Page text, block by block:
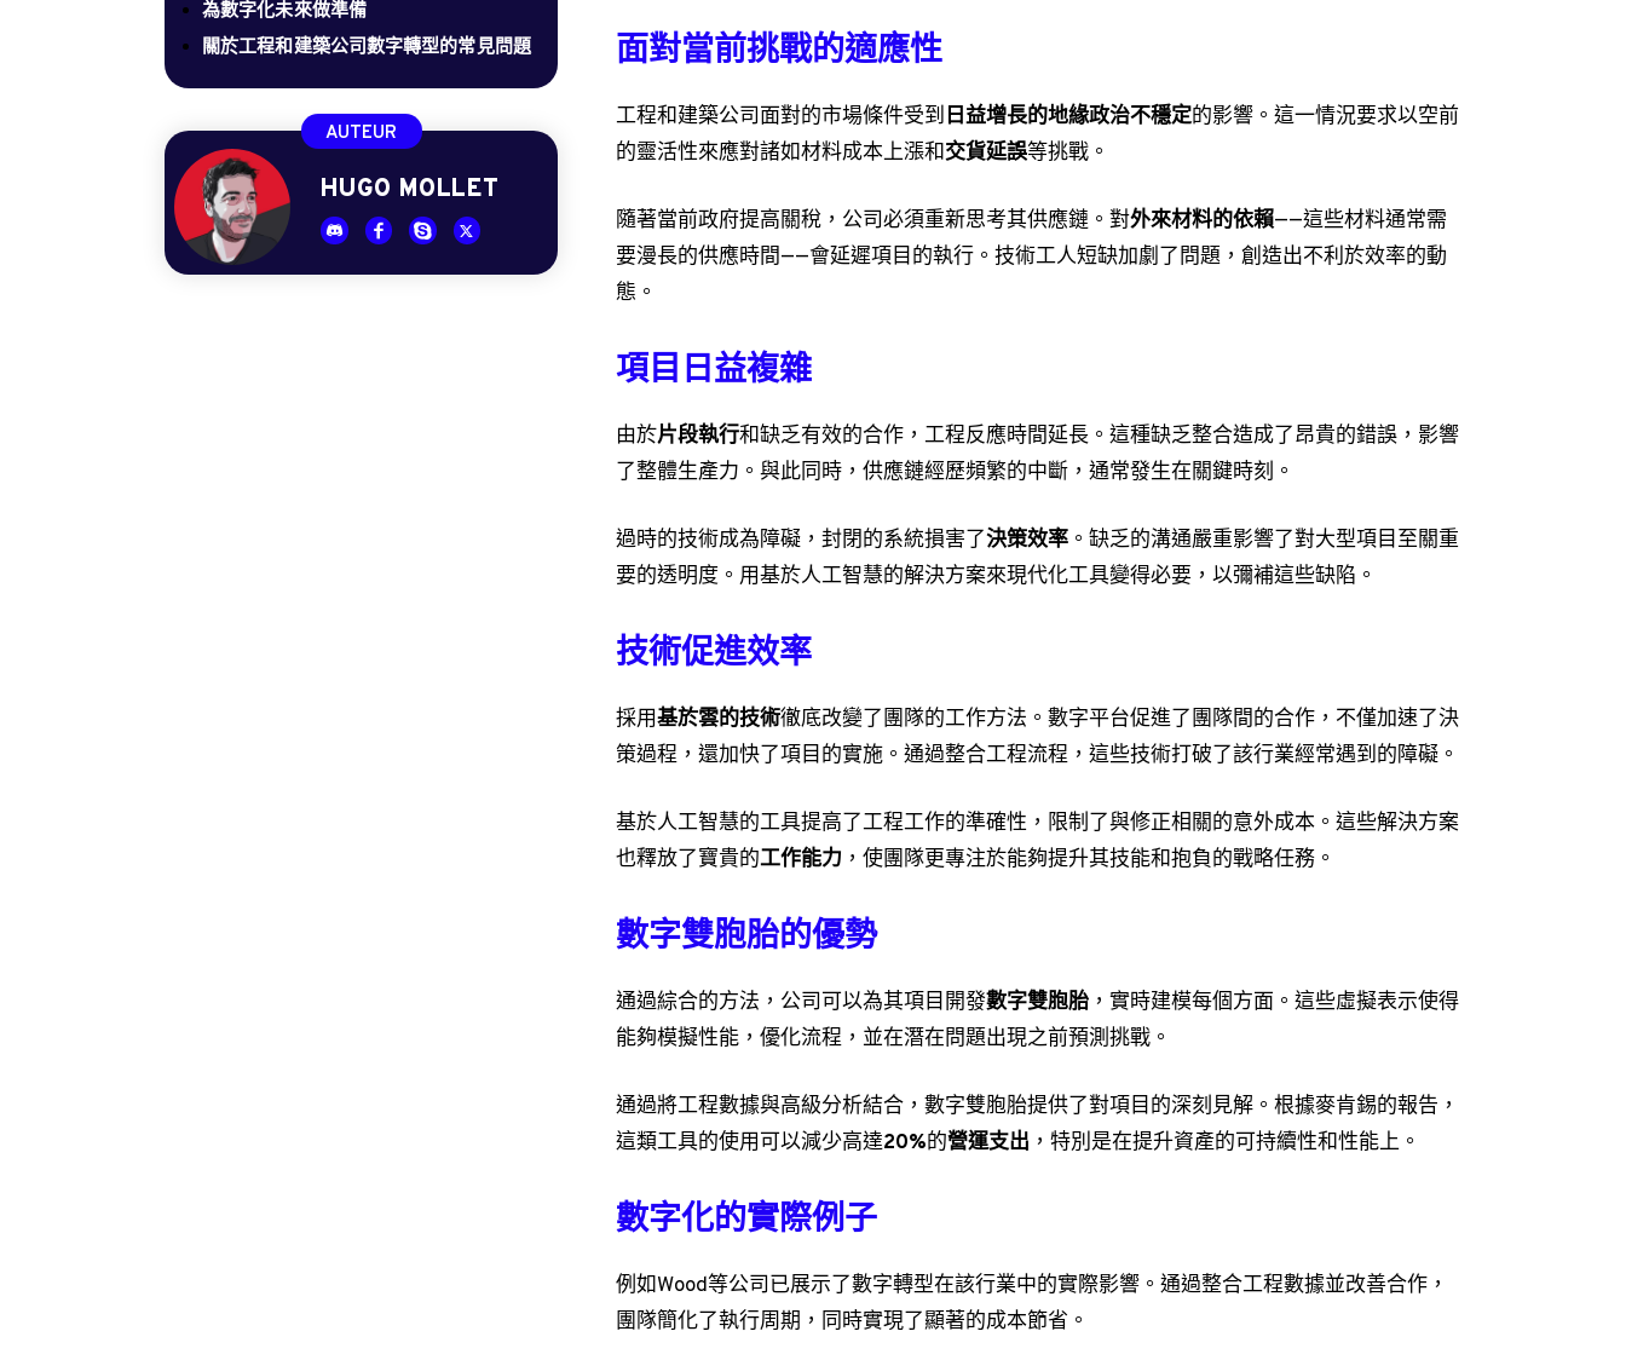
為數字化未來做準備
關於工程和建築公司數字轉型的常見問題
AUTEUR
HUGO MOLLET
面對當前挑戰的適應性
工程和建築公司面對的市場條件受到日益增長的地緣政治不穩定的影響。這一情況要求以空前
的靈活性來應對諸如材料成本上漲和交貨延誤等挑戰。
隨著當前政府提高關稅，公司必須重新思考其供應鏈。對外來材料的依賴——這些材料通常需
要漫長的供應時間——會延遲項目的執行。技術工人短缺加劇了問題，創造出不利於效率的動
態。
項目日益複雜
由於片段執行和缺乏有效的合作，工程反應時間延長。這種缺乏整合造成了昂貴的錯誤，影響
了整體生產力。與此同時，供應鏈經歷頻繁的中斷，通常發生在關鍵時刻。
過時的技術成為障礙，封閉的系統損害了決策效率 。缺乏的溝通嚴重影響了對大型項目至關重
要的透明度。用基於人工智慧的解決方案來現代化工具變得必要，以彌補這些缺陷。
技術促進效率
採用基於雲的技術徹底改變了團隊的工作方法。數字平台促進了團隊間的合作，不僅加速了決
策過程，還加快了項目的實施。通過整合工程流程，這些技術打破了該行業經常遇到的障礙。
基於人工智慧的工具提高了工程工作的準確性，限制了與修正相關的意外成本。這些解決方案
也釋放了寶貴的工作能力 ，使團隊更專注於能夠提升其技能和抱負的戰略任務。
數字雙胞胎的優勢
通過綜合的方法，公司可以為其項目開發數字雙胞胎 ，實時建模每個方面。這些虛擬表示使得
能夠模擬性能，優化流程，並在潛在問題出現之前預測挑戰。
通過將工程數據與高級分析結合，數字雙胞胎提供了對項目的深刻見解。根據麥肯錫的報告，
這類工具的使用可以減少高達20%的營運支出 ，特別是在提升資產的可持續性和性能上。
數字化的實際例子
例如Wood等公司已展示了數字轉型在該行業中的實際影響。通過整合工程數據並改善合作，
團隊簡化了執行周期，同時實現了顯著的成本節省。